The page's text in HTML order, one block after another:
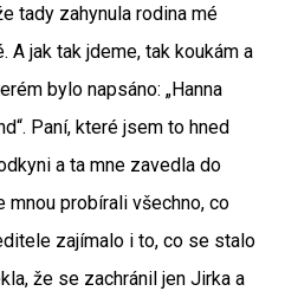
tady zahynula rodina mé
A jak tak jdeme, tak koukám a
bylo napsáno: „Hanna
Paní, které jsem to hned
a ta mne zavedla do
probírali všechno, co
zajímalo i to, co se stalo
že se zachránil jen Jirka a